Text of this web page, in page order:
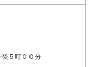
５時００分